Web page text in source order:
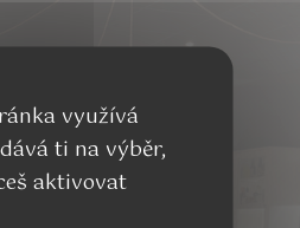
využívá
ti na výběr,
aktivovat
Bourg-de-Péage